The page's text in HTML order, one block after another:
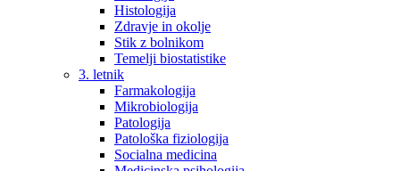
Histologija
Zdravje in okolje
Stik z bolnikom
Temelji biostatistike
3. letnik
Farmakologija
Mikrobiologija
Patologija
Patološka fiziologija
Socialna medicina